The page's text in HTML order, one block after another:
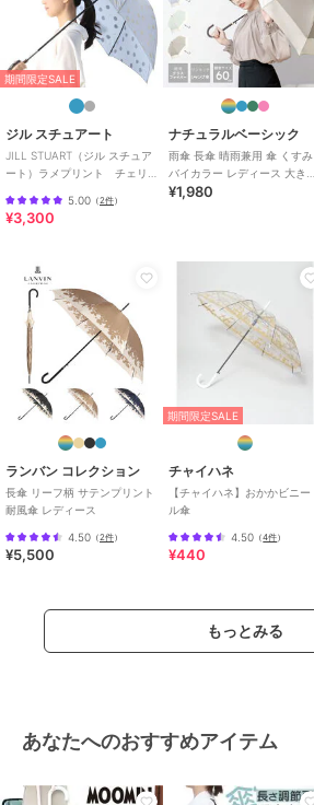
ポリエステル素材
/無地
兼用
/長傘
原産国 中国製
期間限定SALE
ジル スチュアート
JILL STUART（ジル スチュア
ート）ラメプリント チェリ
5.00 （2件）
¥3,300
ナチュラルベーシック
雨傘 長傘 晴雨兼用 傘 くすみ
バイカラー レディース 大き目
軽量 耐風 丈夫 ジャンプ式
¥1,980
ランバン コレクション
長傘 リーフ柄 サテンプリント
耐風傘 レディース
4.50 （2件）
¥5,500
期間限定SALE
チャイハネ
【チャイハネ】おかかビニー
ル傘
4.50 （4件）
¥440
もっとみる
あなたへのおすすめアイテム